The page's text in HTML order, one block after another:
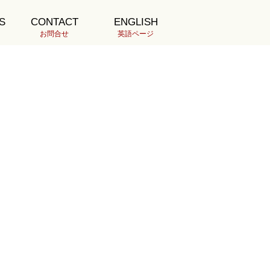
CONTACT
お問合せ
ENGLISH
英語ページ
最新の投稿